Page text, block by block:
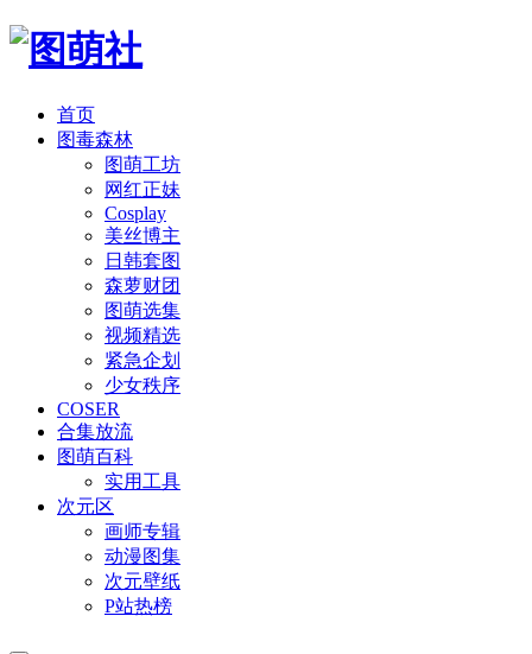
首页
图毒森林
图萌工坊
网红正妹
Cosplay
美丝博主
日韩套图
森萝财团
图萌选集
视频精选
紧急企划
少女秩序
COSER
合集放流
图萌百科
实用工具
次元区
画师专辑
动漫图集
次元壁纸
P站热榜